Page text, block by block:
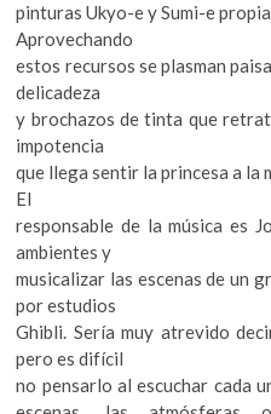
pinturas Ukyo-e y Sumi-e
Aprovechando
estos recursos se plasman
delicadeza
y brochazos de tinta que
impotencia
que llega sentir la princesa a la
El
responsable de la música es
ambientes y
musicalizar las escenas de un
por estudios
Ghibli. Sería muy atrevido
pero es difícil
no pensarlo al escuchar cada